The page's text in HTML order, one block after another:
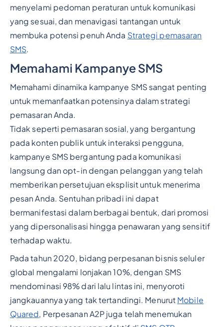
menyelami pedoman peraturan untuk komunikasi
yang sesuai, dan menavigasi tantangan untuk
membuka potensi penuh Anda Strategi pemasaran
SMS.
Memahami Kampanye SMS
Memahami dinamika kampanye SMS sangat penting
untuk memanfaatkan potensinya dalam strategi
pemasaran Anda.
Tidak seperti pemasaran sosial, yang bergantung
pada konten publik untuk interaksi pengguna,
kampanye SMS bergantung pada komunikasi
langsung dan opt-in dengan pelanggan yang telah
memberikan persetujuan eksplisit untuk menerima
pesan Anda. Sentuhan pribadi ini dapat
bermanifestasi dalam berbagai bentuk, dari promosi
yang dipersonalisasi hingga penawaran yang sensitif
terhadap waktu.
Pada tahun 2020, bidang perpesanan bisnis seluler
global mengalami lonjakan 10%, dengan SMS
mendominasi 98% dari lalu lintas ini, menyoroti
jangkauannya yang tak tertandingi. Menurut Mobile
Quared, Perpesanan A2P juga telah menemukan